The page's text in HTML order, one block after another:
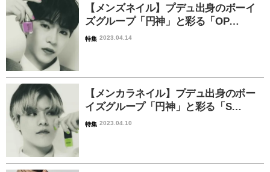
【メンズネイル】プデュ出身のボーイ
ズグループ「円神」と彩る「OP…
特集 2023.04.14
【メンカラネイル】プデュ出身のボー
イズグループ「円神」と彩る「S…
特集 2023.04.10